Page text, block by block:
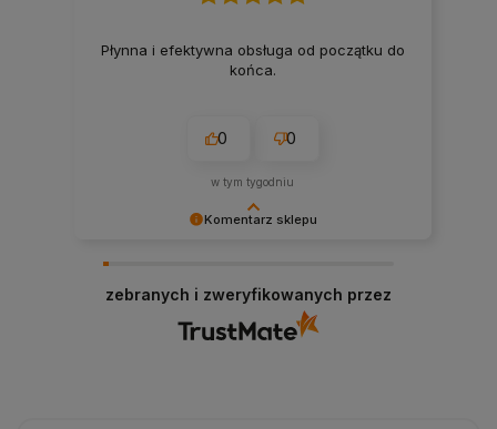
Komentarz sklepu
Płynna i efektywna obsługa od początku do
końca.
0 0
w tym tygodniu
zebranych i zweryfikowanych przez